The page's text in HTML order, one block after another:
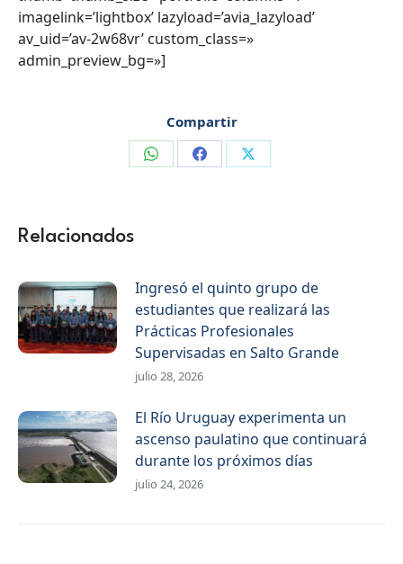
imagelink=’lightbox’ lazyload=’avia_lazyload’
av_uid=’av-2w68vr’ custom_class=»
admin_preview_bg=»]
Compartir
CompartirCompartirCompartir
Relacionados
Ingresó el quinto grupo de
estudiantes que realizará las
Prácticas Profesionales
Supervisadas en Salto Grande
julio 28, 2026
El Río Uruguay experimenta un
ascenso paulatino que continuará
durante los próximos días
julio 24, 2026